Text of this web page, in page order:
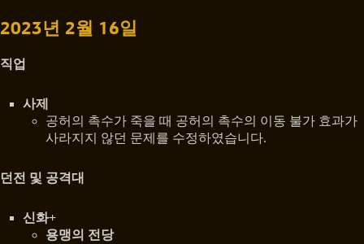
2023년 2월 16일
직업
사제
공허의 촉수가 죽을 때 공허의 촉수의 이동 불가 효과가
사라지지 않던 문제를 수정하였습니다.
던전 및 공격대
신화+
용맹의 전당